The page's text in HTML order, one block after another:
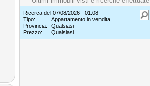
Ricerca del 07/08/2026 - 01:08
Tipo:
Appartamento in vendita
Provincia:
Qualsiasi
Prezzo:
Qualsiasi